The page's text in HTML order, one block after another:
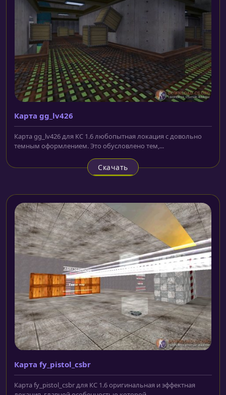
Карта gg_lv426
Карта gg_lv426 для КС 1.6 любопытная локация с довольно
темным оформлением. Это обусловлено тем,...
Скачать
Карта fy_pistol_csbr
Карта fy_pistol_csbr для КС 1.6 оригинальная и эффектная